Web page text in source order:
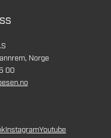
Norge
00
InstagramYoutube